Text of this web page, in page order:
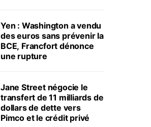
Yen : Washington a vendu
des euros sans prévenir la
BCE, Francfort dénonce
une rupture
Jane Street négocie le
transfert de 11 milliards de
dollars de dette vers
Pimco et le crédit privé